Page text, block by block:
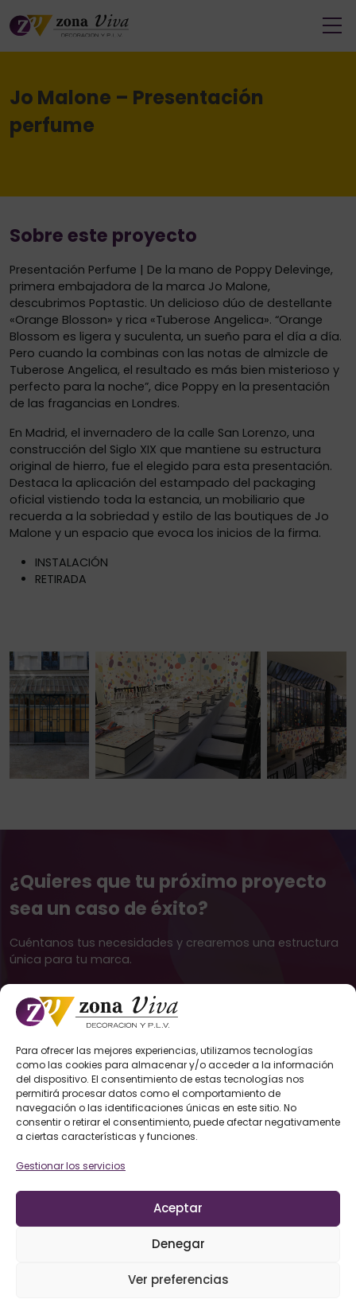
Para ofrecer las mejores experiencias, utilizamos tecnologías
como las cookies para almacenar y/o acceder a la información
del dispositivo. El consentimiento de estas tecnologías nos
permitirá procesar datos como el comportamiento de
navegación o las identificaciones únicas en este sitio. No
consentir o retirar el consentimiento, puede afectar negativamente
a ciertas características y funciones.
Gestionar los servicios
Aceptar
Denegar
Ver preferencias
Jo Malone – Presentación
perfume
Sobre este proyecto
Presentación Perfume | De la mano de Poppy Delevinge,
primera embajadora de la marca Jo Malone,
descubrimos Poptastic. Un delicioso dúo de destellante
«Orange Blosson» y rica «Tuberose Angelica». “Orange
Blossom es ligera y suculenta, un sueño para el día a día.
Pero cuando la combinas con las notas de almizcle de
Tuberose Angelica, el resultado es más bien misterioso y
perfecto para la noche”, dice Poppy en la presentación
de las fragancias en Londres.
En Madrid, el invernadero de la calle San Lorenzo, una
construcción del Siglo XIX que mantiene su estructura
original de hierro, fue el elegido para esta presentación.
Destaca la aplicación del estampado del packaging
oficial vistiendo toda la estancia, un mobiliario que
recuerda a la sobriedad y estilo de las boutiques de Jo
Malone y un espacio que evoca los inicios de la firma.
INSTALACIÓN
RETIRADA
¿Quieres que tu próximo proyecto
sea un caso de éxito?
Cuéntanos tus necesidades y crearemos una estructura
única para tu marca.
Contacta con nosotros
Diseño de elementos PLV
Producción express de elementos PLV